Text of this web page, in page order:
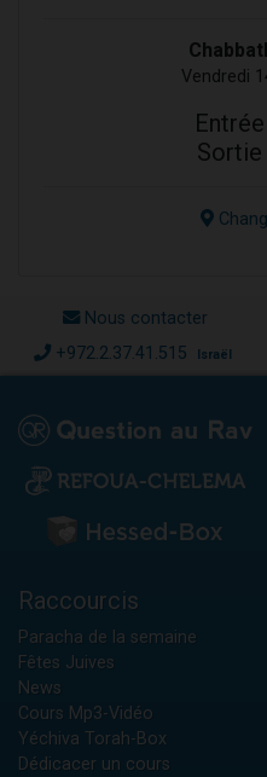
Vendredi
Sortie
Nous contacter
+972.2.37.41.515 Israël
Raccourcis
Paracha de la semaine
Fêtes Juives
News
Cours Mp3-Vidéo
Yéchiva Torah-Box
Dédicacer un cours